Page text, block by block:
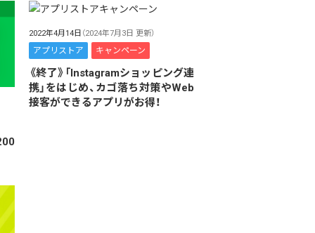
2022年4月14日 （2024年7月3日 更新）
アプリストア キャンペーン
《終了》「Instagramショッピング連
携」をはじめ、カゴ落ち対策やWeb
接客ができるアプリがお得！